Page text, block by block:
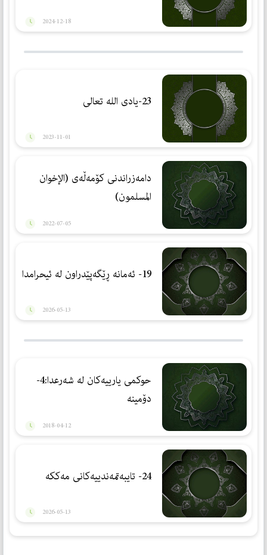
2024-12-18
23-یادی اللە تعالی
2023-11-01
دامەزراندنی كۆمەڵەی (الإخوان
المسلمون)
2022-07-05
19- ئەمانە ڕێگەپێدراون لە ئیحرامدا
2026-05-13
حوكمى يارييه‌كان له‌ شه‌رعدا:4-
دۆمينه‌
2018-04-12
24- تایبەتمەندییەكانی مەككە
2026-05-13